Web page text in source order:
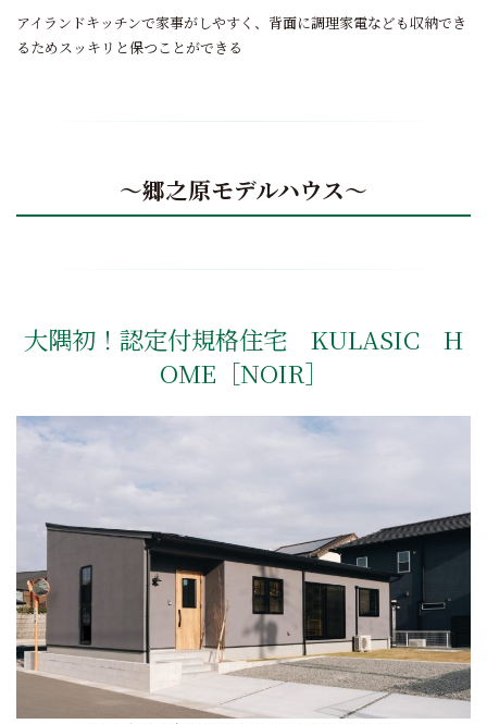
アイランドキッチンで家事がしやすく、背面に調理家電なども収納でき
るためスッキリと保つことができる
～郷之原モデルハウス～
大隅初！認定付規格住宅 KULASIC H
OME［NOIR］